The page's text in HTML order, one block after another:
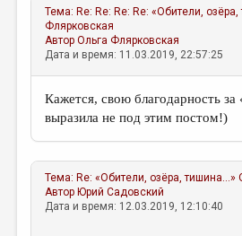
Тема: Re: Re: Re: Re: «Обители, озёра,
Флярковская
АвторОльга Флярковская
Дата и время: 11.03.2019, 22:57:25
Кажется, свою благодарность за
выразила не под этим постом!)
Тема: Re: «Обители, озёра, тишина...»
Автор Юрий Садовский
Дата и время: 12.03.2019, 12:10:40